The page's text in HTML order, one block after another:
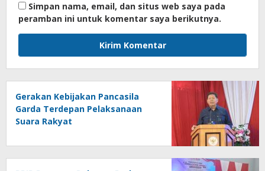
Simpan nama, email, dan situs web saya pada
peramban ini untuk komentar saya berikutnya.
Gerakan Kebijakan Pancasila
Garda Terdepan Pelaksanaan
Suara Rakyat